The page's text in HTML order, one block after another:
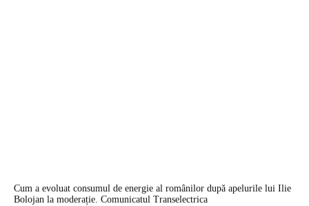
Cum a evoluat consumul de energie al românilor după apelurile lui Ilie
Bolojan la moderație. Comunicatul Transelectrica